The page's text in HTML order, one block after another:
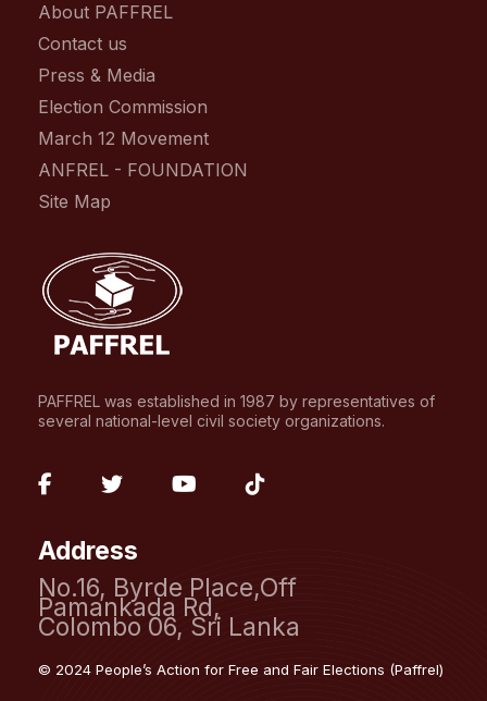
About PAFFREL
Contact us
Press & Media
Election Commission
March 12 Movement
ANFREL - FOUNDATION
Site Map
PAFFREL was established in 1987 by representatives of
several national-level civil society organizations.
facebook-
f
fab
twitter
fab
Address
No.16, Byrde Place,Off
Pamankada Rd,
Colombo 06, Sri Lanka
© 2024 People’s Action for Free and Fair Elections (Paffrel)